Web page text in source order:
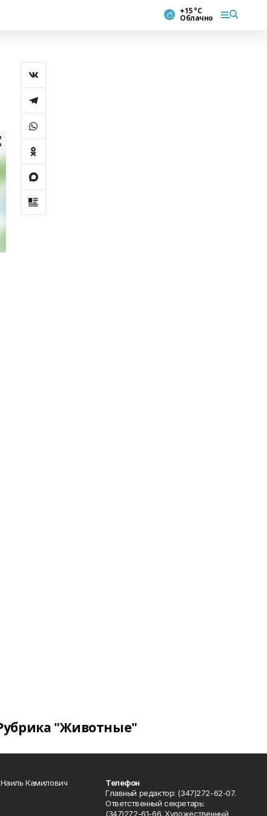
+15 °С
Облачно
"Животные"
Камилович
Телефон
Главный редактор: (347)272-62-07.
Ответственный секретарь:
(347)272-61-66. Художественный